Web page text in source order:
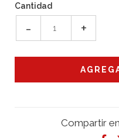
Cantidad
- +
Compartir